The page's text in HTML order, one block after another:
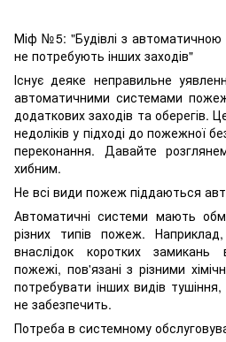
Міф №5: "Будівлі з
не потребують інших заходів"
Існує деяке неправильне
автоматичними системами
додаткових заходів та оберегів.
недоліків у підході до пожежної
переконання. Давайте
хибним.
Не всі види пожеж піддаються
Автоматичні системи мають
різних типів пожеж.
внаслідок коротких
пожежі, пов'язані з різними
потребувати інших видів
не забезпечить.
Потреба в системному